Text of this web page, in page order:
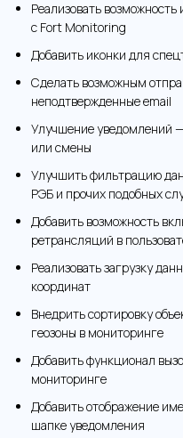
Реализовать
с Fort Monitoring
Добавить иконки для
Сделать возможным
неподтвержденные email
Улучшение уведомлений
или смены
Улучшить фильтрацию
РЭБ и прочих подобных
Добавить возможность
ретрансляций в
Реализовать загрузку
координат
Внедрить сортировку
геозоны в мониторинге
Добавить функционал
мониторинге
Добавить отображение
шапке уведомления